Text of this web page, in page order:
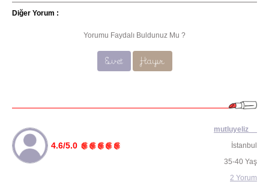
Diğer Yorum :
Yorumu Faydalı Buldunuz Mu ?
Evet Hayır
4.6/5.0
mutluyeliz__
İstanbul
35-40 Yaş
2 Yorum